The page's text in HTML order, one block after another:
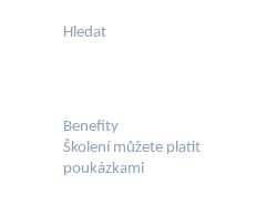
Hledat
Benefity
Školení můžete platit
poukázkami